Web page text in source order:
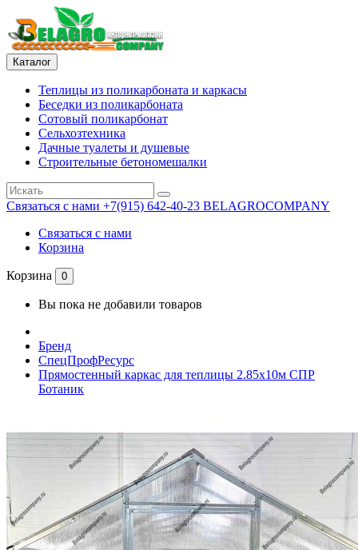
Каталог
Теплицы из поликарбоната и каркасы
Беседки из поликарбоната
Сотовый поликарбонат
Сельхозтехника
Дачные туалеты и душевые
Строительные бетономешалки
Связаться с нами +7(915) 642-40-23 BELAGROCOMPANY
Связаться с нами
Корзина
Корзина 0
Вы пока не добавили товаров
Бренд
СпецПрофРесурс
Прямостенный каркас для теплицы 2.85х10м СПР
Ботаник